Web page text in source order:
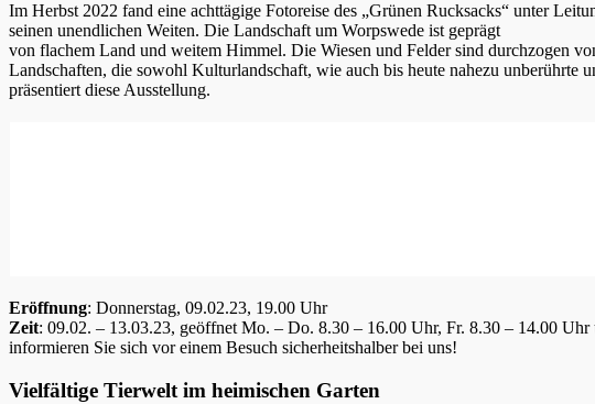
Im Herbst 2022 fand eine achttägige Fotoreise des „Grünen Rucksacks“ unter
seinen unendlichen Weiten. Die Landschaft um Worpswede ist geprägt
von flachem Land und weitem Himmel. Die Wiesen und Felder sind durchzogen
Landschaften, die sowohl Kulturlandschaft, wie auch bis heute nahezu unberührte
präsentiert diese Ausstellung.
Eröffnung: Donnerstag, 09.02.23, 19.00 Uhr
Zeit: 09.02. – 13.03.23, geöffnet Mo. – Do. 8.30 – 16.00 Uhr, Fr. 8.30 – 14.00
informieren Sie sich vor einem Besuch sicherheitshalber bei uns!
Vielfältige Tierwelt im heimischen Garten